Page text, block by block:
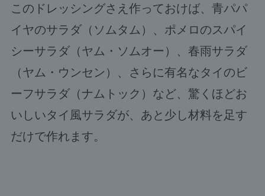
このドレッシングさえ作っておけば、青パパ
イヤのサラダ（ソムタム）、ポメロのスパイ
シーサラダ（ヤム・ソムオー）、春雨サラダ
（ヤム・ウンセン）、さらに有名なタイのビ
ーフサラダ（ナムトック）など、驚くほどお
いしいタイ風サラダが、あと少し材料を足す
だけで作れます。